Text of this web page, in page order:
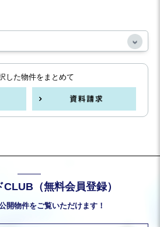
した物件をまとめて
CLUB（無料会員登録）
開物件をご覧いただけます！